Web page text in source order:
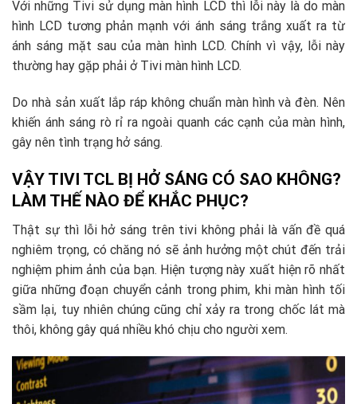
Với những Tivi sử dụng màn hình LCD thì lỗi này là do màn
hình LCD tương phản mạnh với ánh sáng trắng xuất ra từ
ánh sáng mặt sau của màn hình LCD. Chính vì vậy, lỗi này
thường hay gặp phải ở Tivi màn hình LCD.
Do nhà sản xuất lắp ráp không chuẩn màn hình và đèn. Nên
khiến ánh sáng rò rỉ ra ngoài quanh các cạnh của màn hình,
gây nên tình trạng hở sáng.
VẬY TIVI TCL BỊ HỞ SÁNG CÓ SAO KHÔNG?
LÀM THẾ NÀO ĐỂ KHẮC PHỤC?
Thật sự thì lỗi hở sáng trên tivi không phải là vấn đề quá
nghiêm trọng, có chăng nó sẽ ảnh hưởng một chút đến trải
nghiệm phim ảnh của bạn. Hiện tượng này xuất hiện rõ nhất
giữa những đoạn chuyển cảnh trong phim, khi màn hình tối
sầm lại, tuy nhiên chúng cũng chỉ xảy ra trong chốc lát mà
thôi, không gây quá nhiều khó chịu cho người xem.